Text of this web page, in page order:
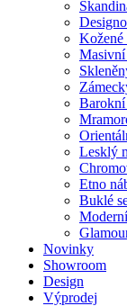
Kožené
Lesklý
Etno
Buklé
Novinky
Showroom
Design
Výprodej